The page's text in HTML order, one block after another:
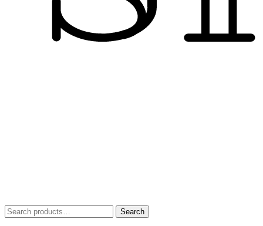
Search
for:
Search